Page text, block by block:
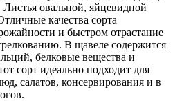
овальной, яйцевидной
качества сорта
и быстром отрастание
В щавеле содержится
белковые вещества и
сорт идеально подходит для
салатов, консервирования и в